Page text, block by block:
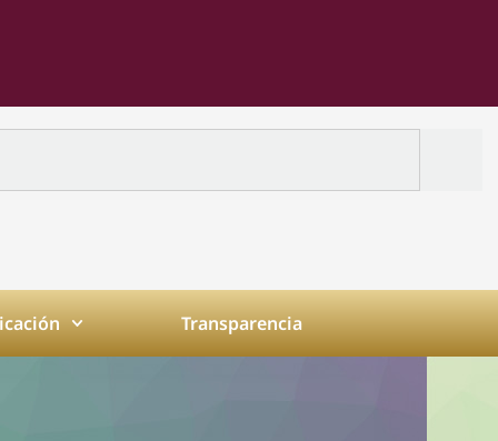
Transparencia